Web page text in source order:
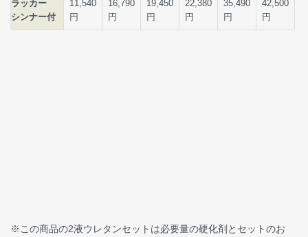
※この商品の2液ウレタンセットは必要量の硬化剤とセットのお